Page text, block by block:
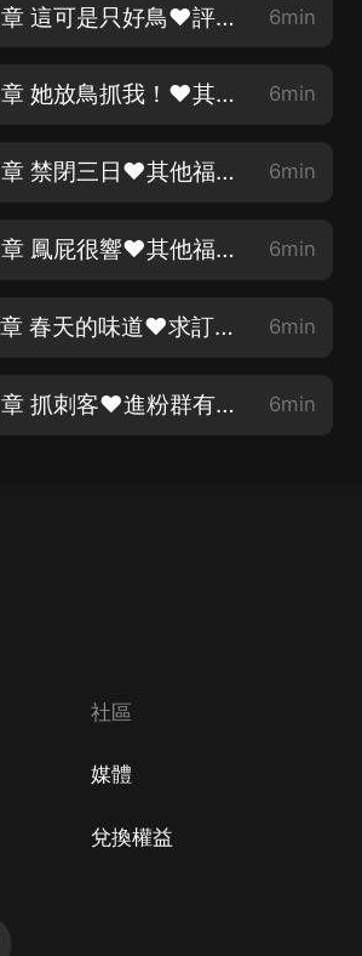
帝妃有毒 第3章 這可是只好鳥♥評論區，抽送9份1.8紅包 6min
帝妃有毒 第4章 她放鳥抓我！♥其他福利見海報圖 6min
帝妃有毒 第5章 禁閉三日♥其他福利見海報圖 6min
帝妃有毒 第6章 鳳屁很響♥其他福利見海報圖 6min
帝妃有毒 第7章 春天的味道♥求訂閱，點讚，評論，收藏，轉發 6min
帝妃有毒 第8章 抓刺客♥進粉群有超多活動福利等著你哦 6min
社區
媒體
兌換權益